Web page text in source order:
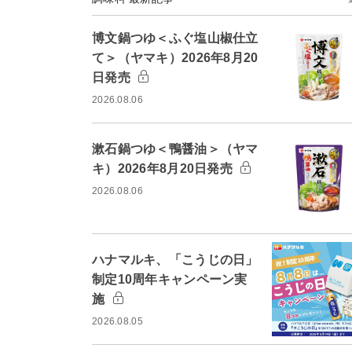
博文鍋つゆ＜ふぐ塩山椒仕立
て＞（ヤマキ）2026年8月20
日発売
2026.08.06
漱石鍋つゆ＜鴨醤油＞（ヤマ
キ）2026年8月20日発売
2026.08.06
ハナマルキ、「こうじの日」
制定10周年キャンペーン実
施
2026.08.05